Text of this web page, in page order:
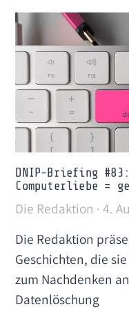
DNIP-Briefing
Computerliebe =
Die Redaktion 4.
Die Redaktion
Geschichten, die
zum Nachdenken
Datenlöschung